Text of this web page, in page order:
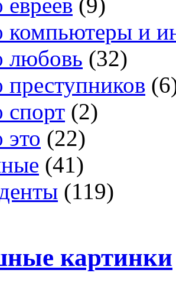
компьютеры и
любовь (32)
спорт (2)
(22)
(41)
(119)
картинки